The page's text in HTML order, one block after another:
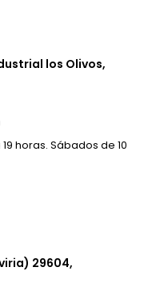
los Olivos,
horas. Sábados de 10
29604,